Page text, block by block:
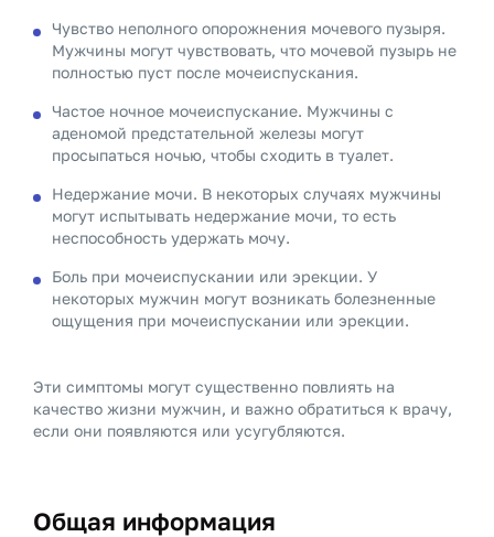
Чувство неполного опорожнения мочевого пузыря.
Мужчины могут чувствовать, что мочевой пузырь не
полностью пуст после мочеиспускания.
Частое ночное мочеиспускание. Мужчины с
аденомой предстательной железы могут
просыпаться ночью, чтобы сходить в туалет.
Недержание мочи. В некоторых случаях мужчины
могут испытывать недержание мочи, то есть
неспособность удержать мочу.
Боль при мочеиспускании или эрекции. У
некоторых мужчин могут возникать болезненные
ощущения при мочеиспускании или эрекции.
Эти симптомы могут существенно повлиять на
качество жизни мужчин, и важно обратиться к врачу,
если они появляются или усугубляются.
Общая информация